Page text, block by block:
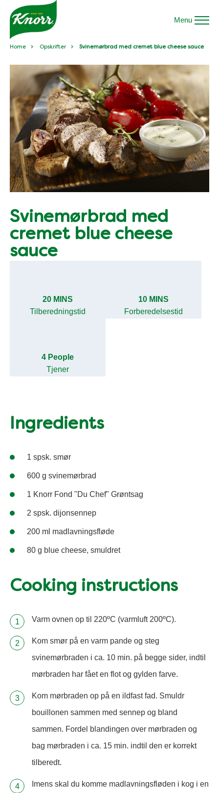
Menu
Home Opskrifter Svinemørbrad med cremet blue cheese sauce
Svinemørbrad med
cremet blue cheese
sauce
20 MINS
Tilberedningstid
10 MINS
Forberedelsestid
4 People
Tjener
Ingredients
1 spsk. smør
600 g svinemørbrad
1 Knorr Fond "Du Chef" Grøntsag
2 spsk. dijonsennep
200 ml madlavningsfløde
80 g blue cheese, smuldret
Cooking instructions
Varm ovnen op til 220ºC (varmluft 200ºC).
Kom smør på en varm pande og steg
svinemørbraden i ca. 10 min. på begge sider, indtil
mørbraden har fået en flot og gylden farve.
Kom mørbraden op på en ildfast fad. Smuldr
bouillonen sammen med sennep og bland
sammen. Fordel blandingen over mørbraden og
bag mørbraden i ca. 15 min. indtil den er korrekt
tilberedt.
Imens skal du komme madlavningsfløden i kog i en